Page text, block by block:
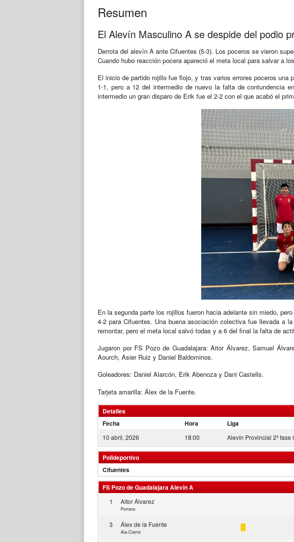
Resumen
El Alevín Masculino A se despide del podio
Derrota del alevín A ante Cifuentes (5-3). Los poceros se vieron
Cuando hubo reacción pocera apareció el meta local para salvar a
El inicio de partido rojillo fue flojo, y tras varios errores poceros una
1-1, pero a 12 del intermedio de nuevo la falta de contundencia
intermedio un gran disparo de Erik fue el 2-2 con el que acabó el
En la segunda parte los rojillos fueron hacia adelante sin miedo,
4-2 para Cifuentes. Una buena asociación colectiva fue llevada a
remontar, pero el meta local salvó todas y a 6 del final la falta de
Jugaron por FS Pozo de Guadalajara: Aitor Álvarez, Samuel
Aourch, Asier Ruiz y Daniel Baldominos.
Goleadores: Daniel Alarcón, Erik Abenoza y Dani Castells.
Tarjeta amarilla: Álex de la Fuente.
Detalles
Fecha
Hora Liga
10 abril, 2026 18:00 Alevín Provincial 2ª fase
Polideportivo
Cifuentes
FS Pozo de Guadalajara Alevín A
1 Aitor Álvarez
Portero
3 Álex de la Fuente
Ala-Cierre